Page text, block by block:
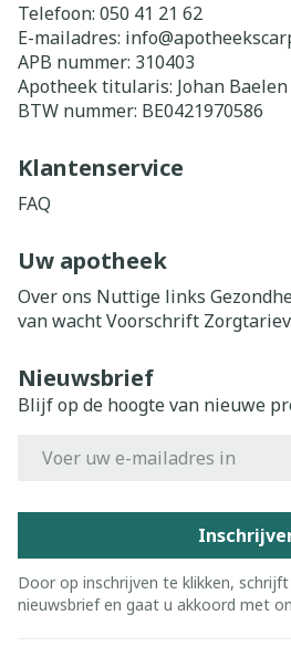
Telefoon: 050 41 21 62
E-mailadres: info@
APB nummer: 310403
Apotheek titularis: Johan Baelen
BTW nummer: BE0421970586
Klantenservice
FAQ
Uw apotheek
Over ons Nuttige links
van wachtVoorschrift
Nieuwsbrief
Blijf op de hoogte van nieuwe
Door op inschrijven te klikken,
nieuwsbrief en gaat u akkoord met